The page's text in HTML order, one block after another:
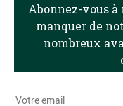
Abonnez-vous
manquer de
nombreux